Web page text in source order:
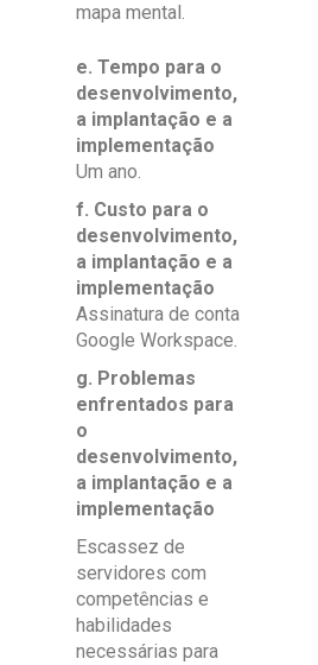
mapa mental.
e. Tempo para o
desenvolvimento,
a implantação e a
implementação
Um ano.
f. Custo para o
desenvolvimento,
a implantação e a
implementação
Assinatura de conta
Google Workspace.
g. Problemas
enfrentados para
o
desenvolvimento,
a implantação e a
implementação
Escassez de
servidores com
competências e
habilidades
necessárias para